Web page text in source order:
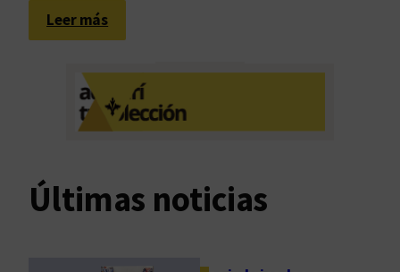
Leer más:
V
t
i
l
a
Últimas noticias